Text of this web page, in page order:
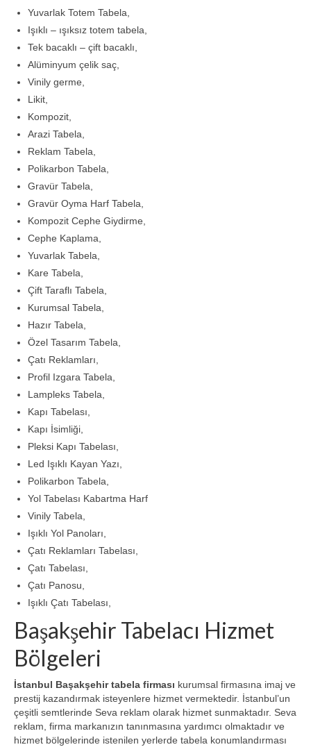
Yuvarlak Totem Tabela,
Işıklı – ışıksız totem tabela,
Tek bacaklı – çift bacaklı,
Alüminyum çelik saç,
Vinily germe,
Likit,
Kompozit,
Arazi Tabela,
Reklam Tabela,
Polikarbon Tabela,
Gravür Tabela,
Gravür Oyma Harf Tabela,
Kompozit Cephe Giydirme,
Cephe Kaplama,
Yuvarlak Tabela,
Kare Tabela,
Çift Taraflı Tabela,
Kurumsal Tabela,
Hazır Tabela,
Özel Tasarım Tabela,
Çatı Reklamları,
Profil Izgara Tabela,
Lampleks Tabela,
Kapı Tabelası,
Kapı İsimliği,
Pleksi Kapı Tabelası,
Led Işıklı Kayan Yazı,
Polikarbon Tabela,
Yol Tabelası Kabartma Harf
Vinily Tabela,
Işıklı Yol Panoları,
Çatı Reklamları Tabelası,
Çatı Tabelası,
Çatı Panosu,
Işıklı Çatı Tabelası,
Başakşehir Tabelacı Hizmet
Bölgeleri
İstanbul Başakşehir tabela firması kurumsal firmasına imaj ve
prestij kazandırmak isteyenlere hizmet vermektedir. İstanbul’un
çeşitli semtlerinde Seva reklam olarak hizmet sunmaktadır. Seva
reklam, firma markanızın tanınmasına yardımcı olmaktadır ve
hizmet bölgelerinde istenilen yerlerde tabela konumlandırması